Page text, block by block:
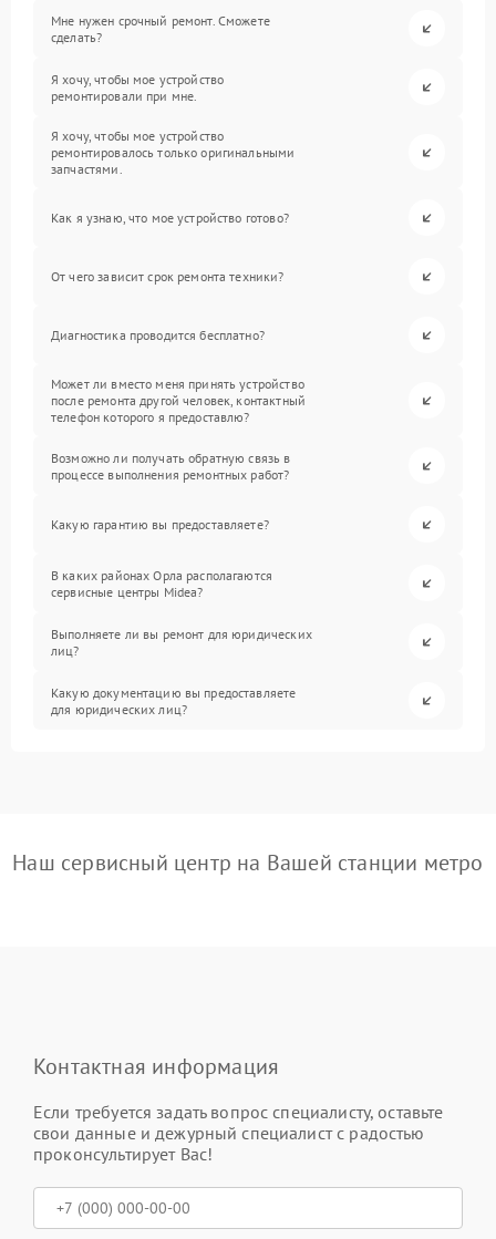
Мне нужен срочный ремонт. Сможете
сделать?
Я хочу, чтобы мое устройство
ремонтировали при мне.
Я хочу, чтобы мое устройство
ремонтировалось только оригинальными
запчастями.
Как я узнаю, что мое устройство готово?
От чего зависит срок ремонта техники?
Диагностика проводится бесплатно?
Может ли вместо меня принять устройство
после ремонта другой человек, контактный
телефон которого я предоставлю?
Возможно ли получать обратную связь в
процессе выполнения ремонтных работ?
Какую гарантию вы предоставляете?
В каких районах Орла располагаются
сервисные центры Midea?
Выполняете ли вы ремонт для юридических
лиц?
Какую документацию вы предоставляете
для юридических лиц?
Наш сервисный центр на Вашей станции метро
Контактная информация
Если требуется задать вопрос специалисту, оставьте
свои данные и дежурный специалист с радостью
проконсультирует Вас!